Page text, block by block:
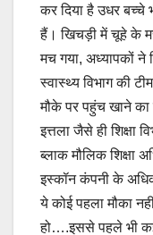
कर दिया है उधर
हैं। खिचड़ी में चूहे के
मच गया, अध्यापकों ने
स्वास्थ्य विभाग की
मौके पर पहुंच खाने का
इत्तला जैसे ही शिक्षा
ब्लाक मौलिक शिक्षा
इस्कॉन कंपनी के
ये कोई पहला मौका
हो….इससे पहले भी